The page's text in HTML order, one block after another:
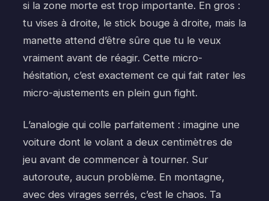
si la zone morte est trop importante. En gros :
tu vises à droite, le stick bouge à droite, mais la
manette attend d’être sûre que tu le veux
vraiment avant de réagir. Cette micro-
hésitation, c’est exactement ce qui fait rater les
micro-ajustements en plein gun fight.
L’analogie qui colle parfaitement : imagine une
voiture dont le volant a deux centimètres de
jeu avant de commencer à tourner. Sur
autoroute, aucun problème. En montagne,
avec des virages serrés, c’est le chaos. Ta